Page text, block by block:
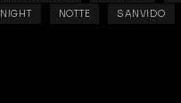
NIGHT
NOTTE SANVIDO